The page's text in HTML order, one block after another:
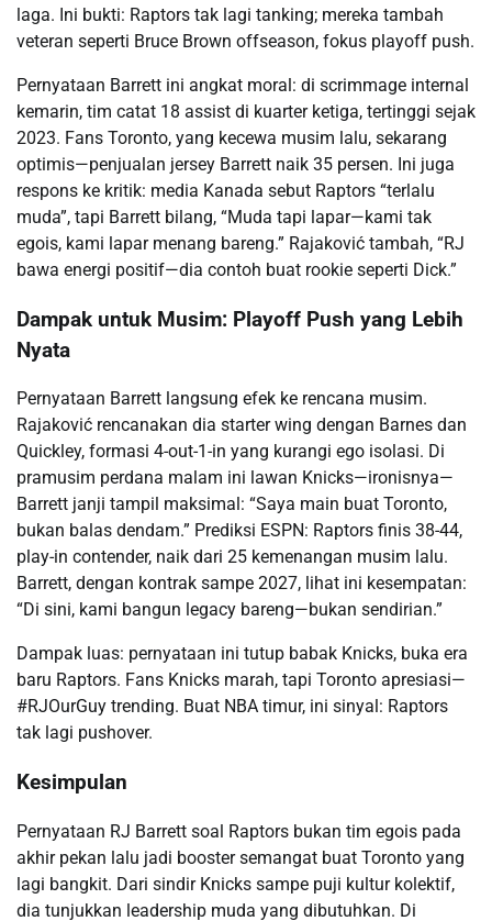
laga. Ini bukti: Raptors tak lagi tanking; mereka tambah
veteran seperti Bruce Brown offseason, fokus playoff push.
Pernyataan Barrett ini angkat moral: di scrimmage internal
kemarin, tim catat 18 assist di kuarter ketiga, tertinggi sejak
2023. Fans Toronto, yang kecewa musim lalu, sekarang
optimis—penjualan jersey Barrett naik 35 persen. Ini juga
respons ke kritik: media Kanada sebut Raptors “terlalu
muda”, tapi Barrett bilang, “Muda tapi lapar—kami tak
egois, kami lapar menang bareng.” Rajaković tambah, “RJ
bawa energi positif—dia contoh buat rookie seperti Dick.”
Dampak untuk Musim: Playoff Push yang Lebih
Nyata
Pernyataan Barrett langsung efek ke rencana musim.
Rajaković rencanakan dia starter wing dengan Barnes dan
Quickley, formasi 4-out-1-in yang kurangi ego isolasi. Di
pramusim perdana malam ini lawan Knicks—ironisnya—
Barrett janji tampil maksimal: “Saya main buat Toronto,
bukan balas dendam.” Prediksi ESPN: Raptors finis 38-44,
play-in contender, naik dari 25 kemenangan musim lalu.
Barrett, dengan kontrak sampe 2027, lihat ini kesempatan:
“Di sini, kami bangun legacy bareng—bukan sendirian.”
Dampak luas: pernyataan ini tutup babak Knicks, buka era
baru Raptors. Fans Knicks marah, tapi Toronto apresiasi—
#RJOurGuy trending. Buat NBA timur, ini sinyal: Raptors
tak lagi pushover.
Kesimpulan
Pernyataan RJ Barrett soal Raptors bukan tim egois pada
akhir pekan lalu jadi booster semangat buat Toronto yang
lagi bangkit. Dari sindir Knicks sampe puji kultur kolektif,
dia tunjukkan leadership muda yang dibutuhkan. Di